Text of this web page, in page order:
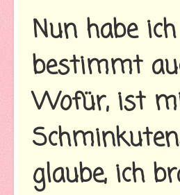
Nun habe
bestimmt
Wofür, ist
glaube, ich